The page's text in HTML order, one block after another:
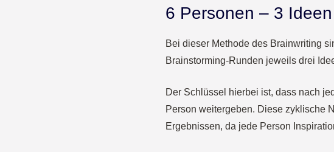
6 Personen – 3
Bei dieser Methode des Brainwriting
Brainstorming-Runden jeweils drei
Der Schlüssel hierbei ist, dass nach
Person weitergeben. Diese zyklische
Ergebnissen, da jede Person